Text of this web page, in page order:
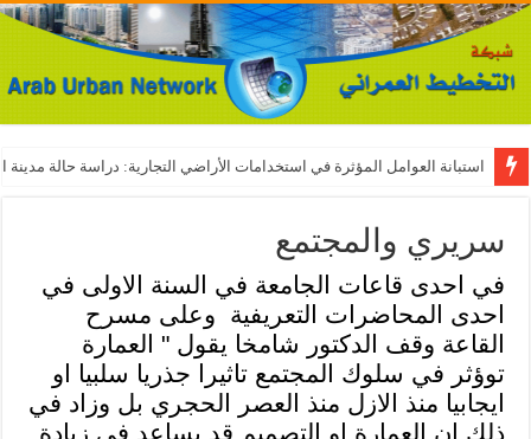
استبانة العوامل المؤثرة في استخدامات الأراضي التجارية: دراسة حالة مدينة
سريري والمجتمع
في احدى قاعات الجامعة في السنة الاولى في
احدى المحاضرات التعريفية وعلى مسرح
القاعة وقف الدكتور شامخا يقول " العمارة
توؤثر في سلوك المجتمع تاثيرا جذريا سلبيا او
ايجابيا منذ الازل منذ العصر الحجري بل وزاد في
ذلك ان العمارة او التصميم قد يساعد في زيادة